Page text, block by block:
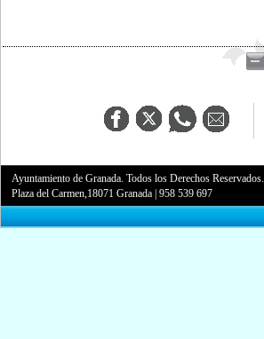
Ayuntamiento de Granada. Todos los Derechos Reservados.
Plaza del Carmen,18071 Granada |958 539 697